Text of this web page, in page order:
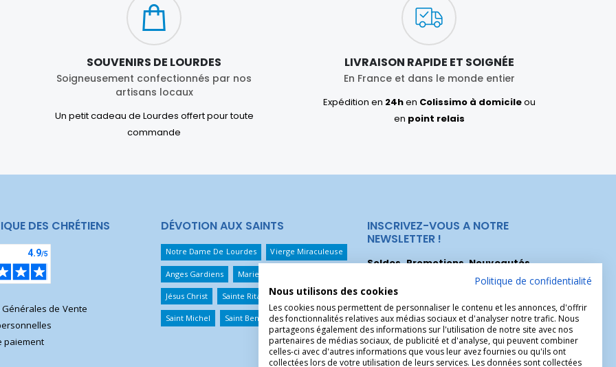
SOUVENIRS DE LOURDES
Soigneusement confectionnés par nos
artisans locaux
Un petit cadeau de Lourdes offert pour toute
commande
LIVRAISON RAPIDE ET SOIGNÉE
En France et dans le monde entier
Expédition en 24hen Colissimo à domicileou
en point relais
DES CHRÉTIENS
de Vente
paiement
DÉVOTION AUX SAINTS
Notre Dame De Lourdes Vierge Miraculeuse
Anges Gardiens Marie Qui Défait Les Noeuds
Jésus Christ Sainte Rita Sainte Thérèse
Saint Michel Saint Benoît Saint Christophe
INSCRIVEZ-VOUS A NOTRE
NEWSLETTER !
Soldes, Promotions, Nouveautés...
Inscrivez-vous maintenant pour recevoir
nos meilleures offres.
Politique de confidentialité
Nous utilisons des cookies
Les cookies nous permettent de personnaliser le contenu et les annonces, d'offrir
des fonctionnalités relatives aux médias sociaux et d'analyser notre trafic. Nous
partageons également des informations sur l'utilisation de notre site avec nos
partenaires de médias sociaux, de publicité et d'analyse, qui peuvent combiner
celles-ci avec d'autres informations que vous leur avez fournies ou qu'ils ont
collectées lors de votre utilisation de leurs services. Les données sont collectées